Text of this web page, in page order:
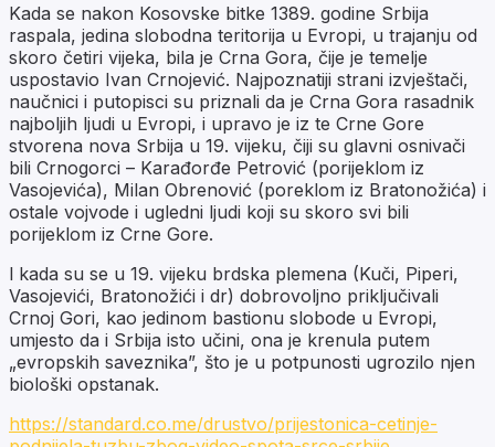
Kada se nakon Kosovske bitke 1389. godine Srbija
raspala, jedina slobodna teritorija u Evropi, u trajanju od
skoro četiri vijeka, bila je Crna Gora, čije je temelje
uspostavio Ivan Crnojević. Najpoznatiji strani izvještači,
naučnici i putopisci su priznali da je Crna Gora rasadnik
najboljih ljudi u Evropi, i upravo je iz te Crne Gore
stvorena nova Srbija u 19. vijeku, čiji su glavni osnivači
bili Crnogorci – Karađorđe Petrović (porijeklom iz
Vasojevića), Milan Obrenović (poreklom iz Bratonožića) i
ostale vojvode i ugledni ljudi koji su skoro svi bili
porijeklom iz Crne Gore.
I kada su se u 19. vijeku brdska plemena (Kuči, Piperi,
Vasojevići, Bratonožići i dr) dobrovoljno priključivali
Crnoj Gori, kao jedinom bastionu slobode u Evropi,
umjesto da i Srbija isto učini, ona je krenula putem
„evropskih saveznika”, što je u potpunosti ugrozilo njen
biološki opstanak.
https://standard.co.me/drustvo/prijestonica-cetinje-